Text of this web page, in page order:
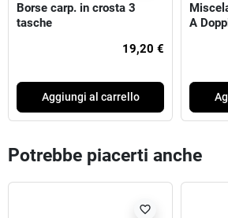
Borse carp. in crosta 3
tasche
19,20 €
Aggiungi al carrello
A
Potrebbe piacerti anche
favorite_border